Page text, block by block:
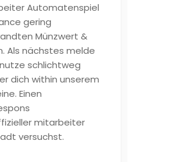
Automatenspiel
gering
Münzwert &
Als nächstes melde
schlichtweg
dich within unserem
Einen
mitarbeiter
versuchst.